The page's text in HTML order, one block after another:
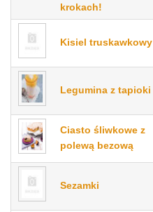
krokach!
Kisiel truskawkowy
Legumina z tapioki
Ciasto śliwkowe z
polewą bezową
Sezamki